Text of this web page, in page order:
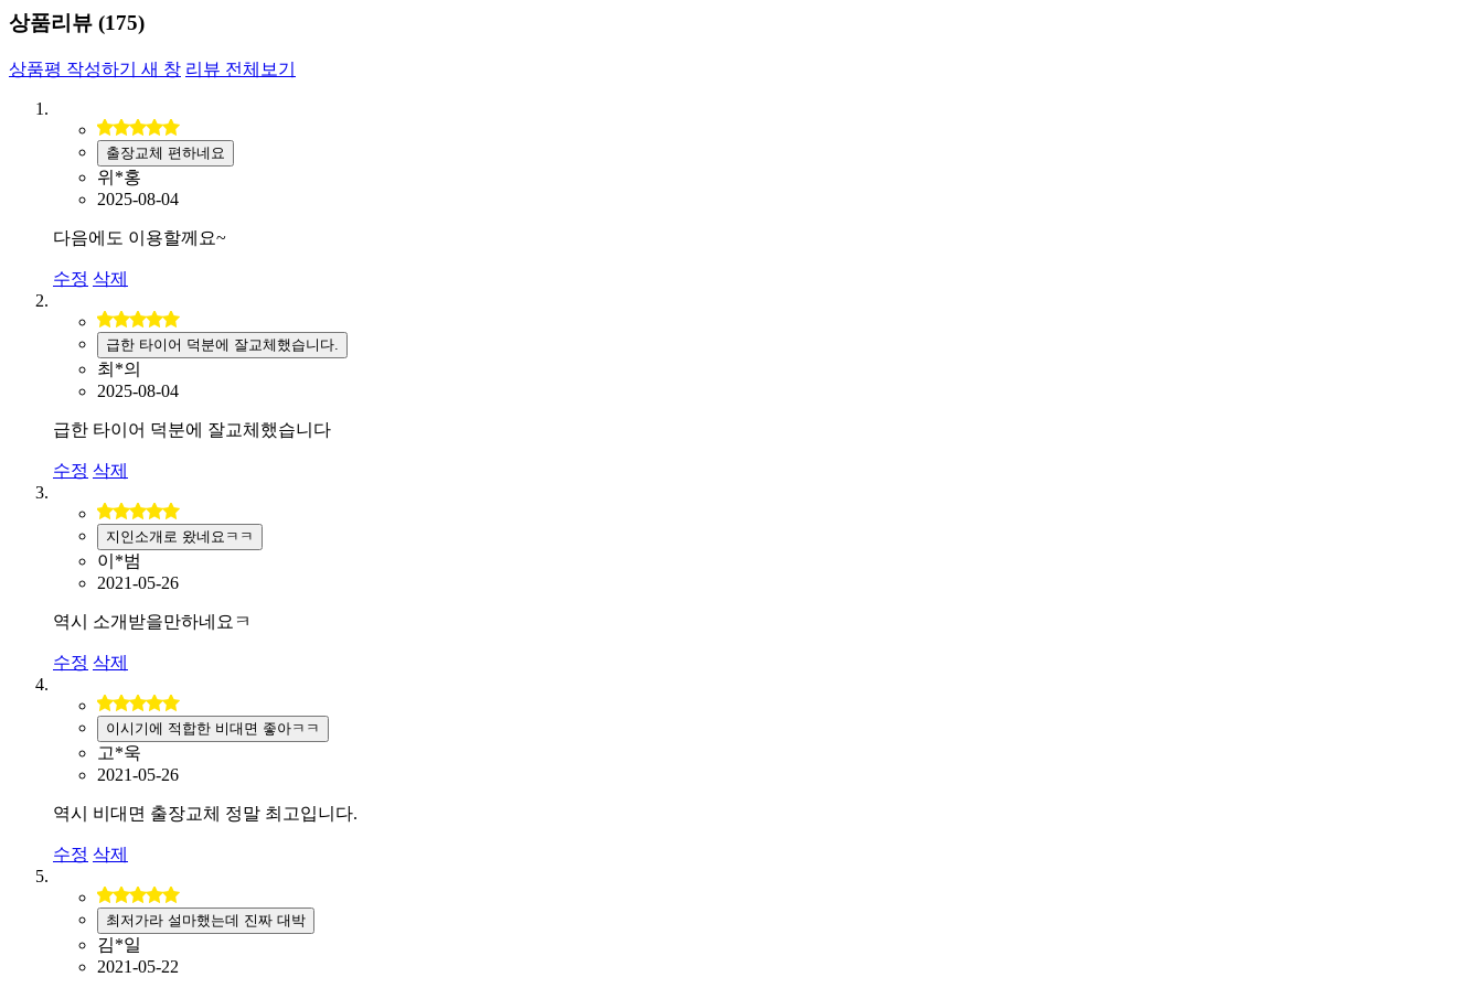
상품리뷰 (175)
상품평 작성하기 새 창 리뷰 전체보기
출장교체 편하네요
위*홍
2025-08-04
다음에도 이용할께요~
수정 삭제
급한 타이어 덕분에 잘교체했습니다.
최*의
2025-08-04
급한 타이어 덕분에 잘교체했습니다
수정 삭제
지인소개로 왔네요ㅋㅋ
이*범
2021-05-26
역시 소개받을만하네요ㅋ
수정 삭제
이시기에 적합한 비대면 좋아ㅋㅋ
고*욱
2021-05-26
역시 비대면 출장교체 정말 최고입니다.
수정 삭제
최저가라 설마했는데 진짜 대박
김*일
2021-05-22